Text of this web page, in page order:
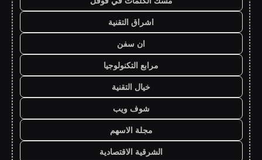
اشراق التقنية
ان سفن
مرابع التكنولوجيا
خيال التقنية
شوف ويب
مجلة الاسهم
الشرقية الاقتصادية